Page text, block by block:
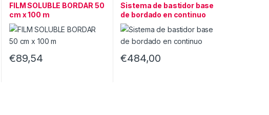
FILM SOLUBLE BORDAR 50
cm x 100 m
€89,54
Sistema de bastidor base
de bordado en continuo
€484,00